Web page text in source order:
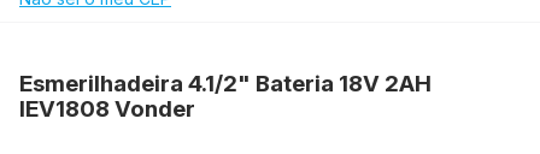
Esmerilhadeira 4.1/2" Bateria 18V 2AH
IEV1808 Vonder